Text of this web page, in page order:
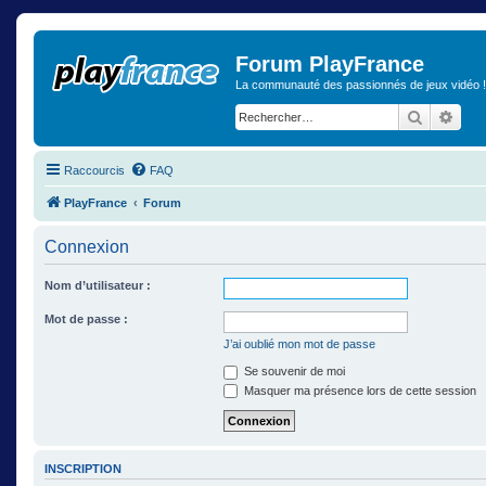
Forum PlayFrance
La communauté des passionnés de jeux vidéo !
Raccourcis FAQ
PlayFrance Forum
Connexion
Nom d’utilisateur :
Mot de passe :
J’ai oublié mon mot de passe
Se souvenir de moi
Masquer ma présence lors de cette session
INSCRIPTION